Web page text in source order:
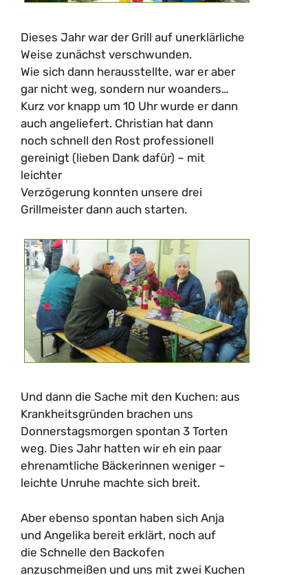
Dieses Jahr war der Grill auf unerklärliche
Weise zunächst verschwunden.
Wie sich dann herausstellte, war er aber
gar nicht weg, sondern nur woanders…
Kurz vor knapp um 10 Uhr wurde er dann
auch angeliefert. Christian hat dann
noch schnell den Rost professionell
gereinigt (lieben Dank dafür) – mit
leichter
Verzögerung konnten unsere drei
Grillmeister dann auch starten.
Und dann die Sache mit den Kuchen: aus
Krankheitsgründen brachen uns
Donnerstagsmorgen spontan 3 Torten
weg. Dies Jahr hatten wir eh ein paar
ehrenamtliche Bäckerinnen weniger –
leichte Unruhe machte sich breit.
Aber ebenso spontan haben sich Anja
und Angelika bereit erklärt, noch auf
die Schnelle den Backofen
anzuschmeißen und uns mit zwei Kuchen